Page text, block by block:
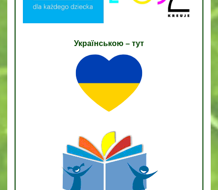
Українською – тут